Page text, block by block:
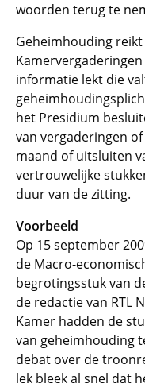
woorden terug te
Geheimhouding
informatie lekt die
het Presidium
van vergaderingen
maand of uitsluiten
vertrouwelijke
duur van de zitting.
Voorbeeld
Op 15 september
de Macro-
begrotingsstuk van
de redactie van RTL
Kamer hadden de
van geheimhouding
debat over de
lek bleek al snel dat